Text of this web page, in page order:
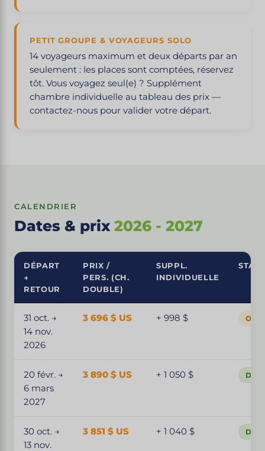
PETIT GROUPE & VOYAGEURS SOLO
14 voyageurs maximum et deux départs par an
seulement : les places sont comptées, réservez
tôt. Vous voyagez seul(e) ? Supplément
chambre individuelle au tableau des prix —
contactez-nous pour valider votre départ.
CALENDRIER
Dates & prix 2026 - 2027
DÉPART
→
RETOUR
PRIX /
PERS. (CH.
DOUBLE)
SUPPL.
INDIVIDUELLE
31 oct. →
14 nov.
2026
3 696 $ US + 998 $
20 févr. →
6 mars
2027
3 890 $ US + 1 050 $
30 oct. →
13 nov.
3 851 $ US + 1 040 $